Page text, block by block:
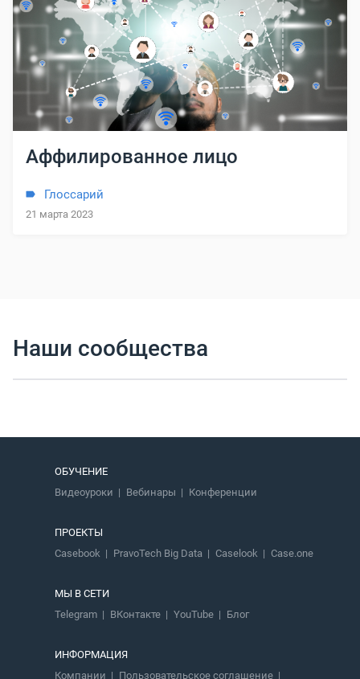
Аффилированное лицо
Глоссарий
21 марта 2023
Наши сообщества
ОБУЧЕНИЕ
Видеоуроки
Вебинары Конференции
ПРОЕКТЫ
Casebook
PravoTech Big Data Caselook Case.one
МЫ В СЕТИ
Telegram
ВКонтакте YouTube Блог
ИНФОРМАЦИЯ
Компании
Пользовательское соглашение